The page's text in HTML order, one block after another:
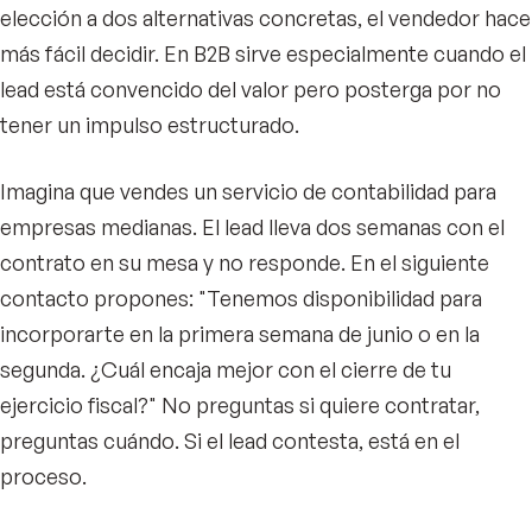
elección a dos alternativas concretas, el vendedor hace
más fácil decidir. En B2B sirve especialmente cuando el
lead está convencido del valor pero posterga por no
tener un impulso estructurado.
Imagina que vendes un servicio de contabilidad para
empresas medianas. El lead lleva dos semanas con el
contrato en su mesa y no responde. En el siguiente
contacto propones: "Tenemos disponibilidad para
incorporarte en la primera semana de junio o en la
segunda. ¿Cuál encaja mejor con el cierre de tu
ejercicio fiscal?" No preguntas si quiere contratar,
preguntas cuándo. Si el lead contesta, está en el
proceso.